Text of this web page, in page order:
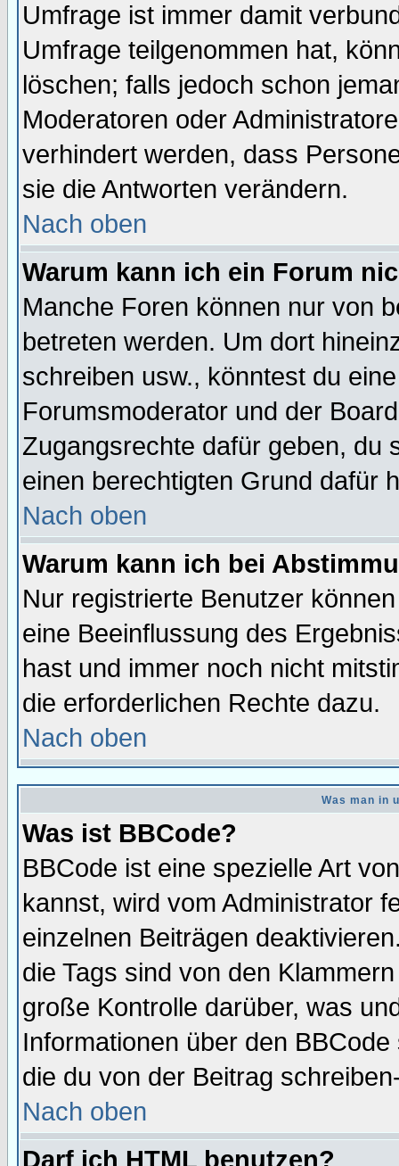
Umfrage ist immer damit
Umfrage teilgenommen hat,
löschen; falls jedoch schon
Moderatoren oder
verhindert werden, dass
sie die Antworten verändern.
Nach oben
Warum kann ich ein Forum
Manche Foren können nur von
betreten werden. Um dort
schreiben usw., könntest du
Forumsmoderator und der
Zugangsrechte dafür geben, du
einen berechtigten Grund dafür
Nach oben
Warum kann ich bei
Nur registrierte Benutzer
eine Beeinflussung des
hast und immer noch nicht
die erforderlichen Rechte dazu.
Nach oben
Was man in
Was ist BBCode?
BBCode ist eine spezielle Art
kannst, wird vom Administrator
einzelnen Beiträgen
die Tags sind von den
große Kontrolle darüber, was
Informationen über den
die du von der Beitrag
Nach oben
Darf ich HTML benutzen?